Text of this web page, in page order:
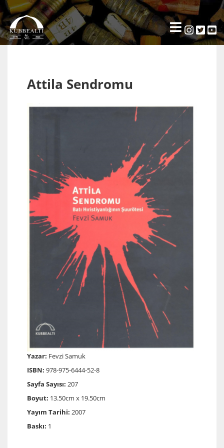
Attila Sendromu
Yazar: Fevzi Samuk
ISBN: 978-975-6444-52-8
Sayfa Sayısı: 207
Boyut: 13.50cm x 19.50cm
Yayım Tarihi: 2007
Baskı: 1